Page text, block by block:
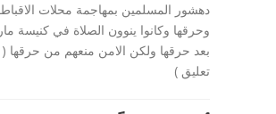
دهشور المسلمين بمهاجمة محلات الاقباط
وحرقها وكانوا ينوون الصلاة في
بعد حرقها ولكن الامن منعهم من حرقها
تعليق )